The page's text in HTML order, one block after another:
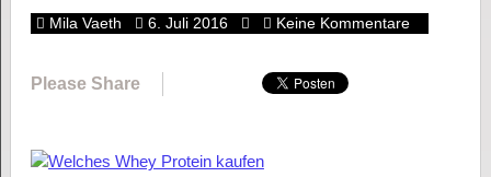
Mila Vaeth 6. Juli 2016 Keine Kommentare
Please Share